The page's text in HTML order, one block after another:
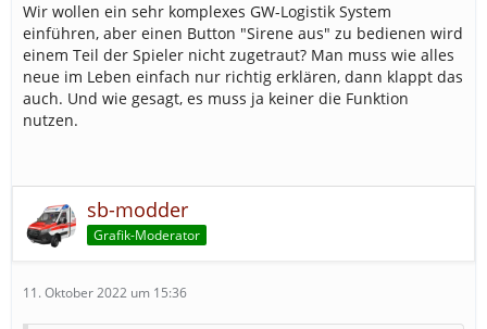
Wir wollen ein sehr komplexes GW-Logistik System
einführen, aber einen Button "Sirene aus" zu bedienen wird
einem Teil der Spieler nicht zugetraut? Man muss wie alles
neue im Leben einfach nur richtig erklären, dann klappt das
auch. Und wie gesagt, es muss ja keiner die Funktion
nutzen.
sb-modder
Grafik-Moderator
11. Oktober 2022 um 15:36